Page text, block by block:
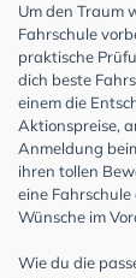
Um den Traum
Fahrschule
praktische
dich beste
einem die
Aktionspreise,
Anmeldung
ihren tollen
eine
Wünsche im
Wie du die